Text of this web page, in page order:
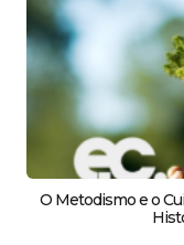
O Metodismo e o